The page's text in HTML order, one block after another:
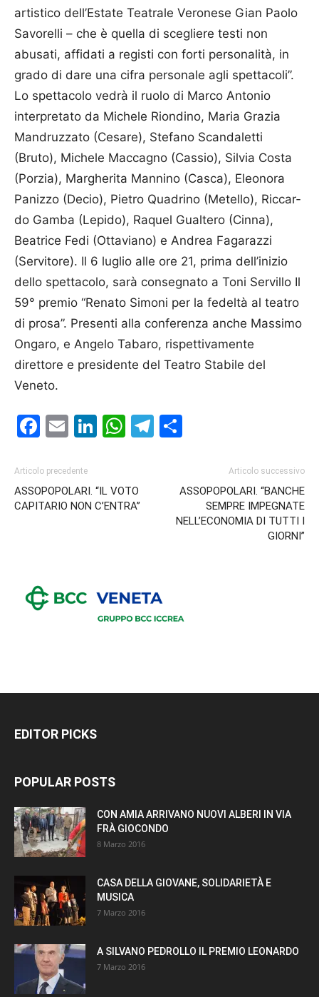
artistico dell’Estate Tea­trale Veronese Gian Paolo
Savo­relli – che è quella di scegliere testi non
abusati, affidati a registi con forti personalità, in
grado di dare una cifra personale agli spettacoli”.
Lo spettacolo vedrà il ruolo di Marco Antonio
interpretato da Michele Riondino, Maria Gra­zia
Man­druz­zato (Cesare), Ste­fano Scan­daletti
(Bruto), Mi­che­le Mac­ca­gno (Cassio), Sil­via Co­sta
(Por­zia), Margherita Man­nino (Ca­sca), Eleonora
Pa­niz­zo (De­cio), Pietro Quadri­no (Metello), Riccar­
do Gamba (Le­pido), Ra­quel Gual­tero (Cin­na),
Beatrice Fedi (Ottaviano) e An­drea Fagarazzi
(Servitore). Il 6 luglio alle ore 21, prima dell’inizio
dello spettacolo, sarà consegnato a Toni Servillo Il
59° premio “Renato Simoni per la fedeltà al teatro
di prosa”. Presenti alla conferenza anche Massimo
Ongaro, e Angelo Tabaro, rispettivamente
direttore e presidente del Teatro Stabile del
Veneto.
Facebook
EmailLinkedIn
WhatsApp
Telegram
Articolo precedente
ASSOPOPOLARI. “IL VOTO
CAPITARIO NON C’ENTRA”
Articolo successivo
ASSOPOPOLARI. “BANCHE
SEMPRE IMPEGNATE
NELL’ECONOMIA DI TUTTI I
GIORNI”
EDITOR PICKS
POPULAR POSTS
CON AMIA ARRIVANO NUOVI ALBERI IN VIA
FRÀ GIOCONDO
8 Marzo 2016
CASA DELLA GIOVANE, SOLIDARIETÀ E
MUSICA
7 Marzo 2016
A SILVANO PEDROLLO IL PREMIO LEONARDO
7 Marzo 2016